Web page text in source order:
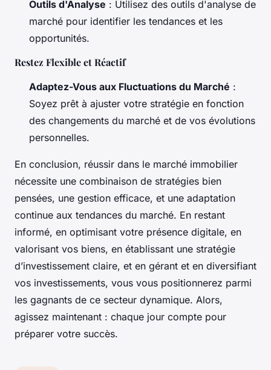
Outils d'Analyse : Utilisez des outils d'analyse de
marché pour identifier les tendances et les
opportunités.
Restez Flexible et Réactif
Adaptez-Vous aux Fluctuations du Marché :
Soyez prêt à ajuster votre stratégie en fonction
des changements du marché et de vos évolutions
personnelles.
En conclusion, réussir dans le marché immobilier
nécessite une combinaison de stratégies bien
pensées, une gestion efficace, et une adaptation
continue aux tendances du marché. En restant
informé, en optimisant votre présence digitale, en
valorisant vos biens, en établissant une stratégie
d’investissement claire, et en gérant et en diversifiant
vos investissements, vous vous positionnerez parmi
les gagnants de ce secteur dynamique. Alors,
agissez maintenant : chaque jour compte pour
préparer votre succès.